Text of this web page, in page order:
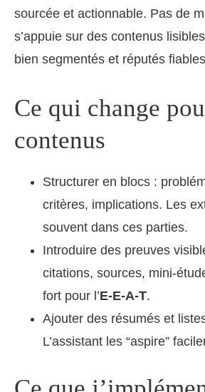
sourcée et actionnable. Pas de
s’appuie sur des contenus
bien segmentés et réputés
Ce qui change
contenus
Structurer en blocs :
critères, implications. Les
souvent dans ces parties.
Introduire des preuves
citations, sources, mini-
fort pour l’E‑E‑A‑T.
Ajouter des résumés et
L’assistant les “aspire”